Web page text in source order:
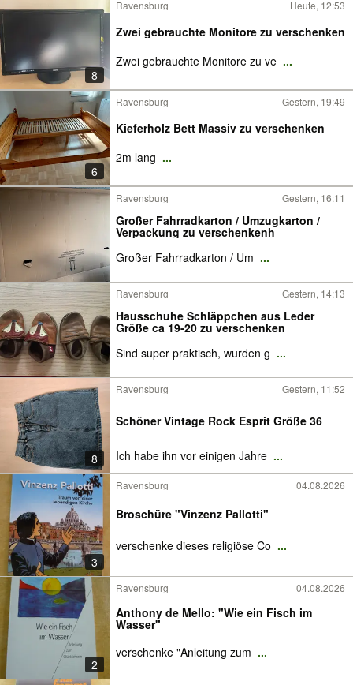
8
Ravensburg Heute, 12:53
Zwei gebrauchte Monitore zu verschenken
Zwei gebrauchte Monitore zu ve ...
6
Ravensburg Gestern, 19:49
Kieferholz Bett Massiv zu verschenken
2m lang ...
Ravensburg Gestern, 16:11
Großer Fahrradkarton / Umzugkarton /
Verpackung zu verschenkenh
Großer Fahrradkarton / Um ...
Ravensburg Gestern, 14:13
Hausschuhe Schläppchen aus Leder
Größe ca 19-20 zu verschenken
Sind super praktisch, wurden g ...
8
Ravensburg Gestern, 11:52
Schöner Vintage Rock Esprit Größe 36
Ich habe ihn vor einigen Jahre ...
3
Ravensburg 04.08.2026
Broschüre "Vinzenz Pallotti"
verschenke dieses religiöse Co ...
2
Ravensburg 04.08.2026
Anthony de Mello: "Wie ein Fisch im
Wasser"
verschenke "Anleitung zum ...